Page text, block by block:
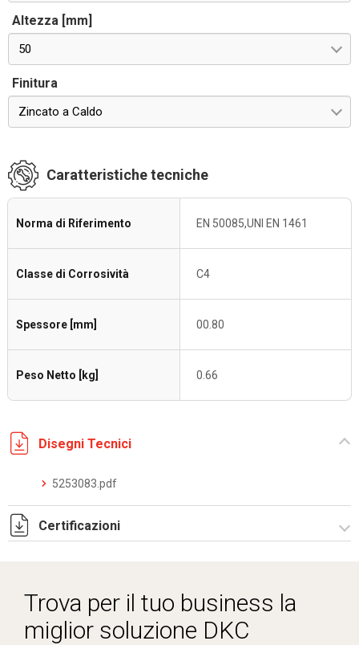
Altezza [mm]
50
Finitura
Zincato a Caldo
Caratteristiche tecniche
Norma di Riferimento EN 50085,UNI EN 1461
Classe di Corrosività C4
Spessore [mm] 00.80
Peso Netto [kg] 0.66
Disegni Tecnici
5253083.pdf
Certificazioni
Trova per il tuo business la
miglior soluzione DKC